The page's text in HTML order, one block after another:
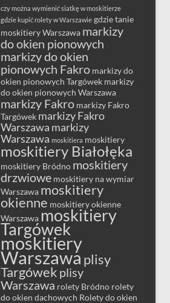
czy można wymienić siatkę w moskitierze
gdzie kupić rolety w Warszawie gdzie tanie
moskitiery Warszawa markizy
do okien pionowych
markizy do okien
pionowych Fakro markizy do
okien pionowych Targówek markizy
do okien pionowych Warszawa
markizy Fakro markizy Fakro
Targówek markizy Fakro
Warszawa markizy
Warszawa moskitiera moskitiery
moskitiery Białołęka
moskitiery Bródno moskitiery
drzwiowe moskitiery na wymiar
Warszawa moskitiery
okienne moskitiery okienne
Warszawa moskitiery
Targówek
moskitiery
Warszawa plisy
Targówek plisy
Warszawa rolety Bródno rolety
do okien dachowych Rolety do okien